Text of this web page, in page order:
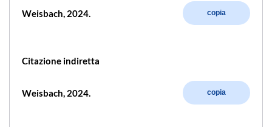
Weisbach, 2024. copia
Citazione indiretta
Weisbach, 2024. copia